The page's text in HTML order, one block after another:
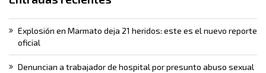
Explosión en Marmato deja 21 heridos: este es el nuevo reporte
oficial
Denuncian a trabajador de hospital por presunto abuso sexual